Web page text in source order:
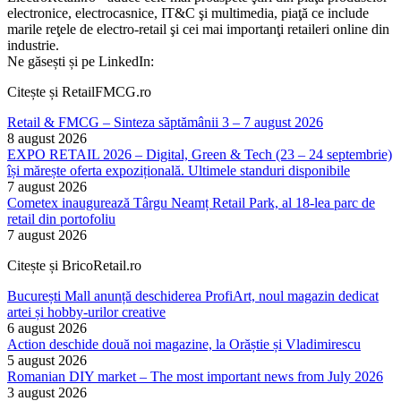
electronice, electrocasnice, IT&C şi multimedia, piaţă ce include
marile reţele de electro-retail şi cei mai importanţi retaileri online din
industrie.
Ne găsești și pe LinkedIn:
Citește și RetailFMCG.ro
Retail & FMCG – Sinteza săptămânii 3 – 7 august 2026
8 august 2026
EXPO RETAIL 2026 – Digital, Green & Tech (23 – 24 septembrie)
își mărește oferta expozițională. Ultimele standuri disponibile
7 august 2026
Cometex inaugurează Târgu Neamț Retail Park, al 18-lea parc de
retail din portofoliu
7 august 2026
Citește și BricoRetail.ro
București Mall anunță deschiderea ProfiArt, noul magazin dedicat
artei și hobby-urilor creative
6 august 2026
Action deschide două noi magazine, la Orăștie și Vladimirescu
5 august 2026
Romanian DIY market – The most important news from July 2026
3 august 2026